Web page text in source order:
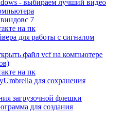
- выбираем лучший видео
7
на пк
для работы с сигналом
файл vcf на компьютере
на пк
для сохранения
загрузочной флешки
для создания